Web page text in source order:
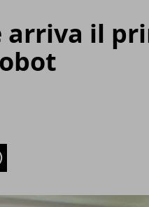
arriva il